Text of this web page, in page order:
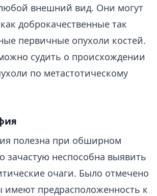
внешний вид. Они могут
доброкачественные так
первичные опухоли костей.
судить о происхождении
по метастотическому
полезна при обширном
зачастую неспособна выявить
очаги. Было отмечено
имеют предрасположенность к